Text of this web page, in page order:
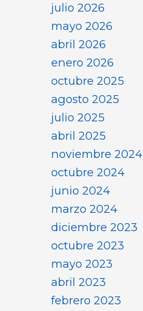
julio 2026
mayo 2026
abril 2026
enero 2026
octubre 2025
agosto 2025
julio 2025
abril 2025
noviembre 2024
octubre 2024
junio 2024
marzo 2024
diciembre 2023
octubre 2023
mayo 2023
abril 2023
febrero 2023